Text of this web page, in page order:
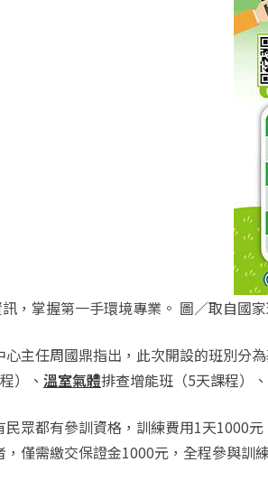
，掌握第一手環境專業。 圖／取自國
主任周國鼎指出，此次開設的班別分
）、 溫室氣體排查增能班（5天課程）
民眾都有參訓資格，訓練費用1天1000
僅需繳交保證金1000元，全程參與訓